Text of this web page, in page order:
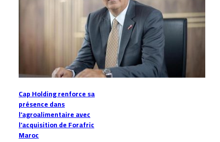
Cap Holding renforce sa
présence dans
l’agroalimentaire avec
l’acquisition de Forafric
Maroc